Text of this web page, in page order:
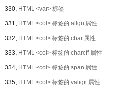
330、HTML <var> 标签
331、HTML <col> 标签的 align 属性
332、HTML <col> 标签的 char 属性
333、HTML <col> 标签的 charoff 属性
334、HTML <col> 标签的 span 属性
335、HTML <col> 标签的 valign 属性